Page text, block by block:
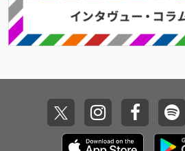
ジ楽曲の数々を収録。